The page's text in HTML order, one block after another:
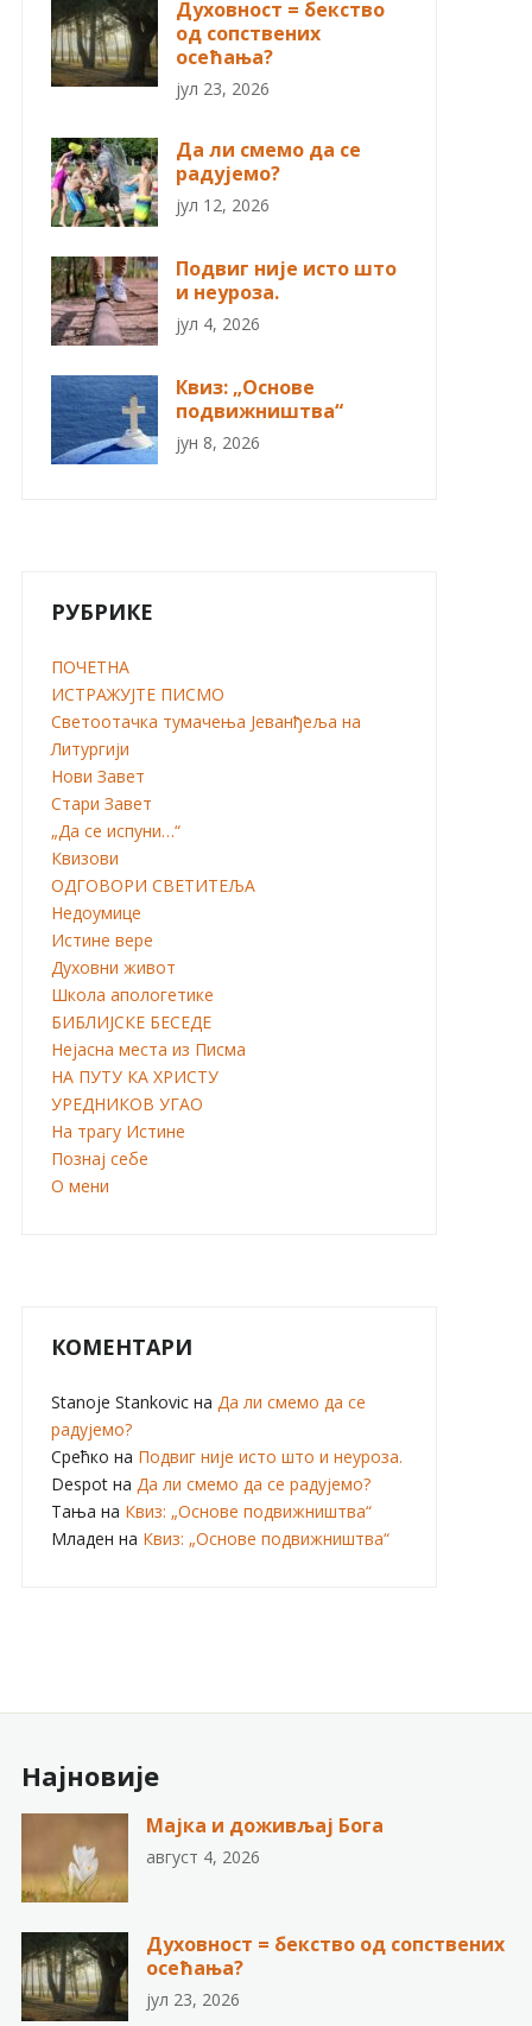
Духовност = бекство
од сопствених
осећања?
јул 23, 2026
Да ли смемо да се
радујемо?
јул 12, 2026
Подвиг није исто што
и неуроза.
јул 4, 2026
Квиз: „Основе
подвижништва“
јун 8, 2026
РУБРИКЕ
ПОЧЕТНА
ИСТРАЖУЈТЕ ПИСМО
Светоотачка тумачења Јеванђеља на
Литургији
Нови Завет
Стари Завет
„Да се испуни…“
Квизови
ОДГОВОРИ СВЕТИТЕЉА
Недоумице
Истине вере
Духовни живот
Школа апологетике
БИБЛИЈСКЕ БЕСЕДЕ
Нејасна места из Писма
НА ПУТУ КА ХРИСТУ
УРЕДНИКОВ УГАО
На трагу Истине
Познај себе
О мени
КОМЕНТАРИ
Stanoje Stankovicна Да ли смемо да се
радујемо?
Срећко на Подвиг није исто што и неуроза.
Despotна Да ли смемо да се радујемо?
Тања на Квиз: „Основе подвижништва“
Младен на Квиз: „Основе подвижништва“
Најновије
Мајка и доживљај Бога
август 4, 2026
Духовност = бекство од сопствених
осећања?
јул 23, 2026